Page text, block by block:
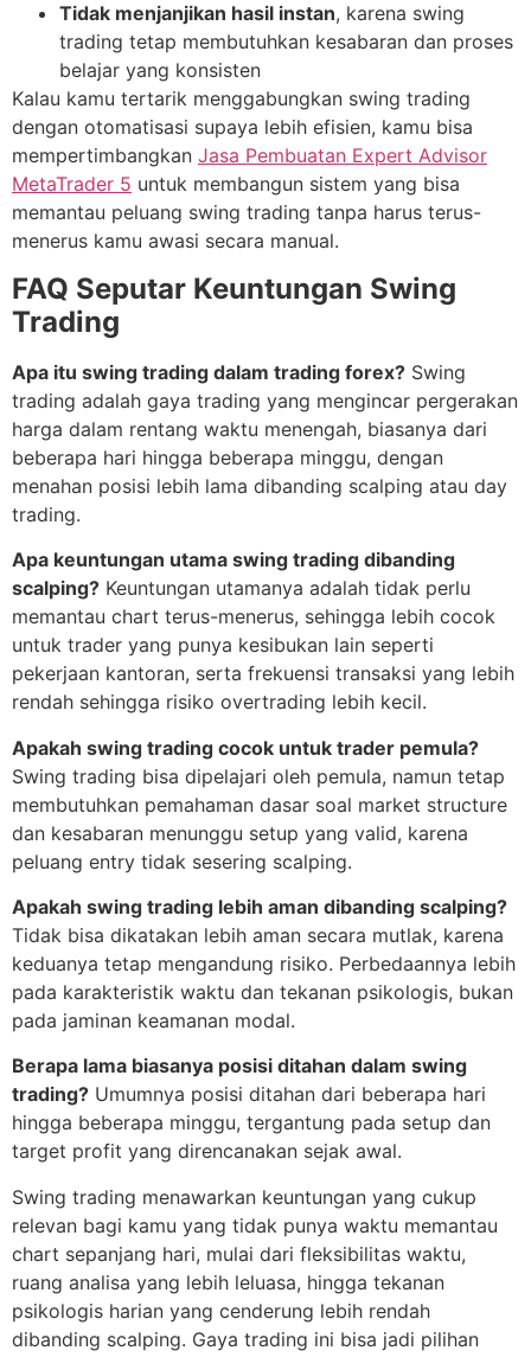
Tidak menjanjikan hasil instan, karena swing
trading tetap membutuhkan kesabaran dan proses
belajar yang konsisten
Kalau kamu tertarik menggabungkan swing trading
dengan otomatisasi supaya lebih efisien, kamu bisa
mempertimbangkan Jasa Pembuatan Expert Advisor
MetaTrader 5 untuk membangun sistem yang bisa
memantau peluang swing trading tanpa harus terus-
menerus kamu awasi secara manual.
FAQ Seputar Keuntungan Swing
Trading
Apa itu swing trading dalam trading forex? Swing
trading adalah gaya trading yang mengincar pergerakan
harga dalam rentang waktu menengah, biasanya dari
beberapa hari hingga beberapa minggu, dengan
menahan posisi lebih lama dibanding scalping atau day
trading.
Apa keuntungan utama swing trading dibanding
scalping? Keuntungan utamanya adalah tidak perlu
memantau chart terus-menerus, sehingga lebih cocok
untuk trader yang punya kesibukan lain seperti
pekerjaan kantoran, serta frekuensi transaksi yang lebih
rendah sehingga risiko overtrading lebih kecil.
Apakah swing trading cocok untuk trader pemula?
Swing trading bisa dipelajari oleh pemula, namun tetap
membutuhkan pemahaman dasar soal market structure
dan kesabaran menunggu setup yang valid, karena
peluang entry tidak sesering scalping.
Apakah swing trading lebih aman dibanding scalping?
Tidak bisa dikatakan lebih aman secara mutlak, karena
keduanya tetap mengandung risiko. Perbedaannya lebih
pada karakteristik waktu dan tekanan psikologis, bukan
pada jaminan keamanan modal.
Berapa lama biasanya posisi ditahan dalam swing
trading? Umumnya posisi ditahan dari beberapa hari
hingga beberapa minggu, tergantung pada setup dan
target profit yang direncanakan sejak awal.
Swing trading menawarkan keuntungan yang cukup
relevan bagi kamu yang tidak punya waktu memantau
chart sepanjang hari, mulai dari fleksibilitas waktu,
ruang analisa yang lebih leluasa, hingga tekanan
psikologis harian yang cenderung lebih rendah
dibanding scalping. Gaya trading ini bisa jadi pilihan